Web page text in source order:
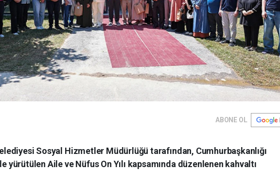
ABONE OL
Sosyal Hizmetler Müdürlüğü tarafından, Cumhurbaşkanlığı
yürütülen Aile ve Nüfus On Yılı kapsamında düzenlenen kahvaltı